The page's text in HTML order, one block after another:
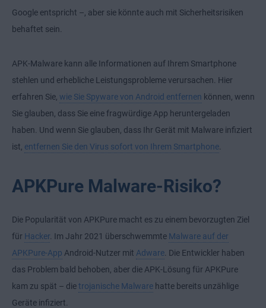
Google entspricht –, aber sie könnte auch mit Sicherheitsrisiken
behaftet sein.
APK-Malware kann alle Informationen auf Ihrem Smartphone
stehlen und erhebliche Leistungsprobleme verursachen. Hier
erfahren Sie, wie Sie Spyware von Android entfernen können, wenn
Sie glauben, dass Sie eine fragwürdige App heruntergeladen
haben. Und wenn Sie glauben, dass Ihr Gerät mit Malware infiziert
ist, entfernen Sie den Virus sofort von Ihrem Smartphone.
APKPure Malware-Risiko?
Die Popularität von APKPure macht es zu einem bevorzugten Ziel
für Hacker. Im Jahr 2021 überschwemmte Malware auf der
APKPure-App Android-Nutzer mit Adware. Die Entwickler haben
das Problem bald behoben, aber die APK-Lösung für APKPure
kam zu spät – dietrojanische Malware hatte bereits unzählige
Geräte infiziert.